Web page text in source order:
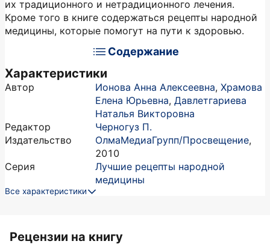
их традиционного и нетрадиционного лечения.
Кроме того в книге содержаться рецепты народной
медицины, которые помогут на пути к здоровью.
Содержание
Характеристики
Автор Ионова Анна Алексеевна, Храмова
Елена Юрьевна, Давлетгариева
Наталья Викторовна
Редактор
Черногуз П.
Издательство
ОлмаМедиаГрупп/Просвещение,
2010
Серия
Лучшие рецепты народной
медицины
Все характеристики
Рецензии на книгу